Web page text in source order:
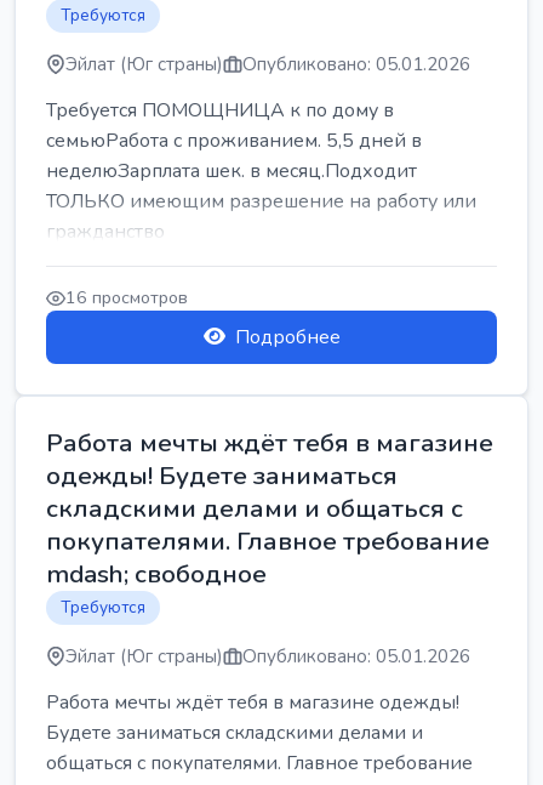
Требуются
Эйлат (Юг страны) Опубликовано: 05.01.2026
Требуется ПОМОЩНИЦА к по дому в
семьюРабота с проживанием. 5,5 дней в
неделюЗарплата шек. в месяц.Подходит
ТОЛЬКО имеющим разрешение на работу или
гражданство
16 просмотров
Подробнее
Работа мечты ждёт тебя в магазине
одежды! Будете заниматься
складскими делами и общаться с
покупателями. Главное требование
mdash; свободное
Требуются
Эйлат (Юг страны) Опубликовано: 05.01.2026
Работа мечты ждёт тебя в магазине одежды!
Будете заниматься складскими делами и
общаться с покупателями. Главное требование